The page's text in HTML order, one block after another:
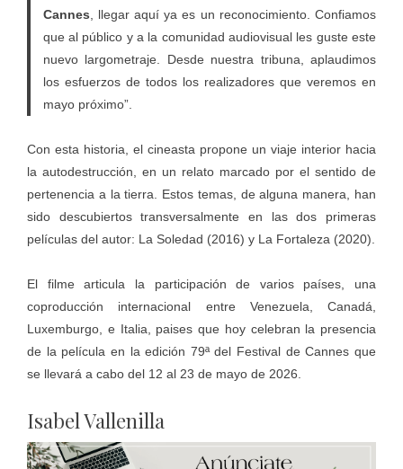
Cannes , llegar aquí ya es un reconocimiento. Confiamos
que al público y a la comunidad audiovisual les guste este
nuevo largometraje. Desde nuestra tribuna, aplaudimos
los esfuerzos de todos los realizadores que veremos en
mayo próximo”.
Con esta historia, el cineasta propone un viaje interior hacia
la autodestrucción, en un relato marcado por el sentido de
pertenencia a la tierra. Estos temas, de alguna manera, han
sido descubiertos transversalmente en las dos primeras
películas del autor: La Soledad (2016) y La Fortaleza (2020).
El filme articula la participación de varios países, una
coproducción internacional entre Venezuela, Canadá,
Luxemburgo, e Italia, paises que hoy celebran la presencia
de la película en la edición 79ª del Festival de Cannes que
se llevará a cabo del 12 al 23 de mayo de 2026.
Isabel Vallenilla